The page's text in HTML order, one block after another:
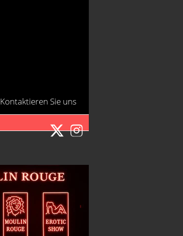
Kontaktieren Sie uns